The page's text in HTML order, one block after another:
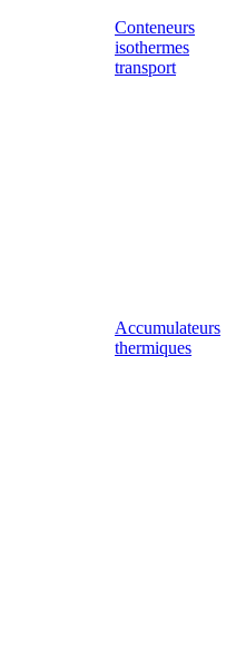
Conteneurs
isothermes
transport
Accumulateurs
thermiques